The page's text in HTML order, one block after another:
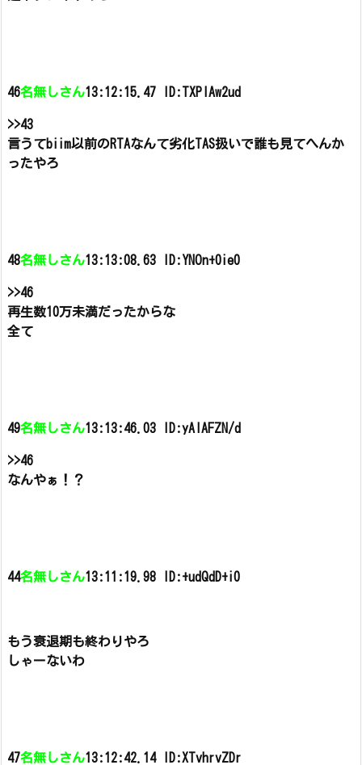
46名無しさん13:12:15.47 ID:TXPIAw2ud
>>43
言うてbiim以前のRTAなんて劣化TAS扱いで誰も見てへんか
ったやろ
48名無しさん13:13:08.63 ID:YNOn+0ie0
>>46
再生数10万未満だったからな
全て
49名無しさん13:13:46.03 ID:yAlAFZN/d
>>46
なんやぁ！？
44名無しさん13:11:19.98 ID:+udQdD+i0
もう衰退期も終わりやろ
しゃーないわ
47名無しさん13:12:42.14 ID:XTvhrvZDr